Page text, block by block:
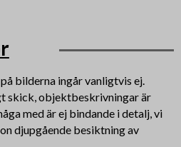
bilderna ingår vanligtvis ej.
skick, objektbeskrivningar är
med är ej bindande i detalj, vi
djupgående besiktning av